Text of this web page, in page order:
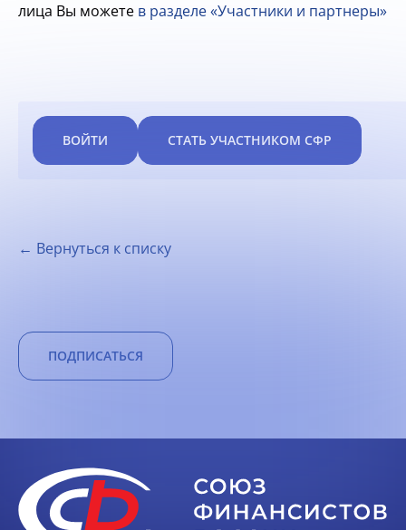
лица Вы можете в разделе «Участники и партнеры»
ВОЙТИ СТАТЬ УЧАСТНИКОМ СФР
← Вернуться к списку
ПОДПИСАТЬСЯ